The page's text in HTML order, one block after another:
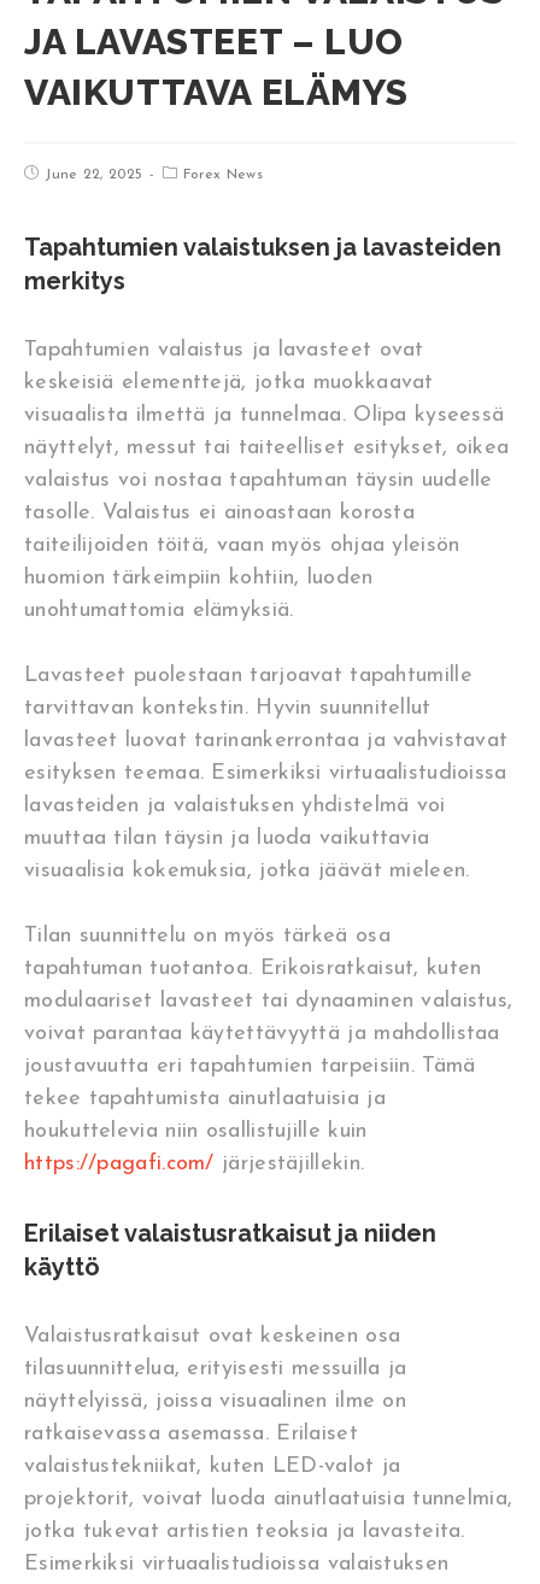
JA LAVASTEET – LUO
VAIKUTTAVA ELÄMYS
June 22, 2025 Forex News
Tapahtumien valaistuksen ja lavasteiden
merkitys
Tapahtumien valaistus ja lavasteet ovat
keskeisiä elementtejä, jotka muokkaavat
visuaalista ilmettä ja tunnelmaa. Olipa kyseessä
näyttelyt, messut tai taiteelliset esitykset, oikea
valaistus voi nostaa tapahtuman täysin uudelle
tasolle. Valaistus ei ainoastaan korosta
taiteilijoiden töitä, vaan myös ohjaa yleisön
huomion tärkeimpiin kohtiin, luoden
unohtumattomia elämyksiä.
Lavasteet puolestaan tarjoavat tapahtumille
tarvittavan kontekstin. Hyvin suunnitellut
lavasteet luovat tarinankerrontaa ja vahvistavat
esityksen teemaa. Esimerkiksi virtuaalistudioissa
lavasteiden ja valaistuksen yhdistelmä voi
muuttaa tilan täysin ja luoda vaikuttavia
visuaalisia kokemuksia, jotka jäävät mieleen.
Tilan suunnittelu on myös tärkeä osa
tapahtuman tuotantoa. Erikoisratkaisut, kuten
modulaariset lavasteet tai dynaaminen valaistus,
voivat parantaa käytettävyyttä ja mahdollistaa
joustavuutta eri tapahtumien tarpeisiin. Tämä
tekee tapahtumista ainutlaatuisia ja
houkuttelevia niin osallistujille kuin
https://pagafi.com/ järjestäjillekin.
Erilaiset valaistusratkaisut ja niiden
käyttö
Valaistusratkaisut ovat keskeinen osa
tilasuunnittelua, erityisesti messuilla ja
näyttelyissä, joissa visuaalinen ilme on
ratkaisevassa asemassa. Erilaiset
valaistustekniikat, kuten LED-valot ja
projektorit, voivat luoda ainutlaatuisia tunnelmia,
jotka tukevat artistien teoksia ja lavasteita.
Esimerkiksi virtuaalistudioissa valaistuksen